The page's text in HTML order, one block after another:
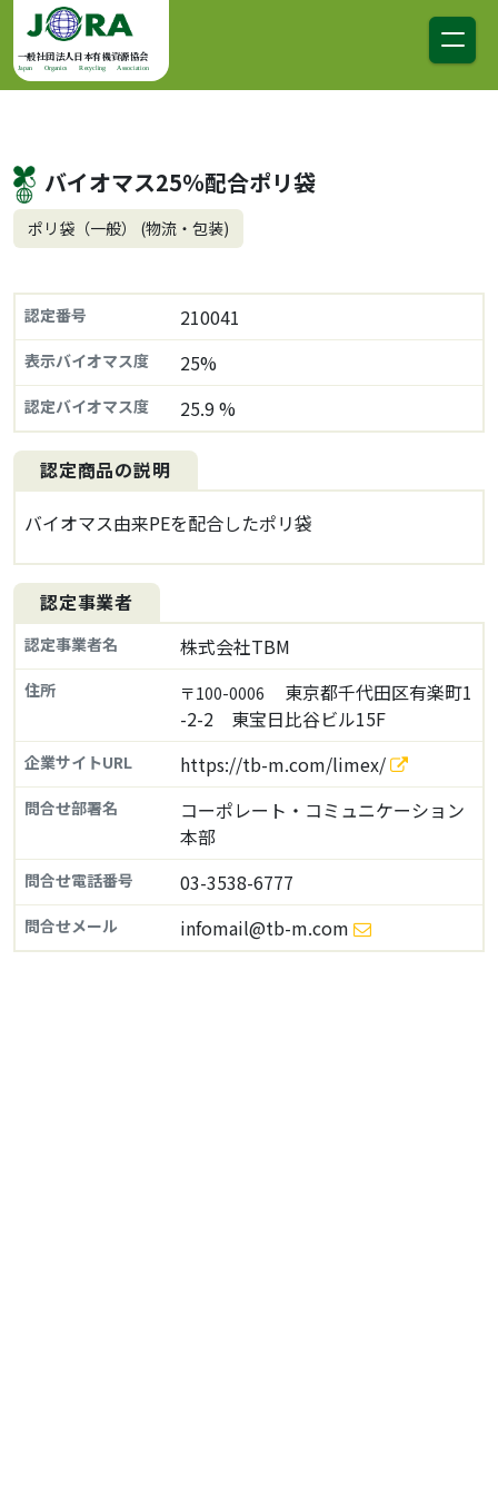
コンテンツへスキップ
メインナビゲーション
一般社団法人日本有機資源協会
Japan Organics Recycling Association
バイオマス25％配合ポリ袋
ポリ袋（一般） (物流・包装)
認定番号 210041
表示バイオマス度 25%
認定バイオマス度 25.9 %
認定商品の説明
バイオマス由来PEを配合したポリ袋
認定事業者
認定事業者名 株式会社TBM
住所 〒100-0006
東京都千代田区有楽町1
-2-2 東宝日比谷ビル15F
企業サイトURL https://tb-m.com/limex/
問合せ部署名
コーポレート・コミュニケーション
本部
問合せ電話番号 03-3538-6777
問合せメール infomail@tb-m.com